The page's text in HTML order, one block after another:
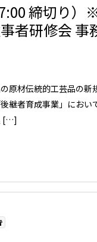
締切り
者研修会
原材伝統的工芸品の
継者育成事業」にお
[…]